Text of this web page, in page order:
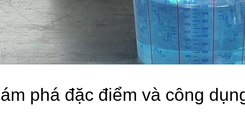
phá đặc điểm và công